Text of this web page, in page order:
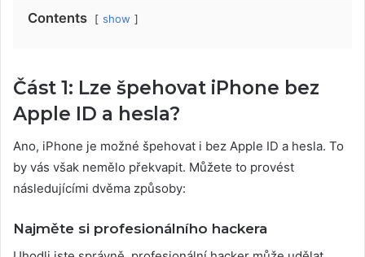
Contents show
Část 1: Lze špehovat iPhone bez
Apple ID a hesla?
Ano, iPhone je možné špehovat i bez Apple ID a hesla. To
by vás však nemělo překvapit. Můžete to provést
následujícími dvěma způsoby:
Najměte si profesionálního hackera